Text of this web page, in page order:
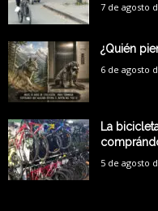
7 de agosto
¿Quién
6 de agosto
La
5 de agosto